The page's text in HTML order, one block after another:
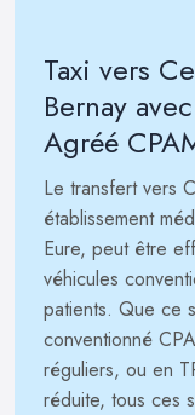
Taxi vers
Bernay
Agréé
Le transfert vers
établissement
Eure, peut être
véhicules
patients. Que ce
conventionné
réguliers, ou en
réduite, tous ces